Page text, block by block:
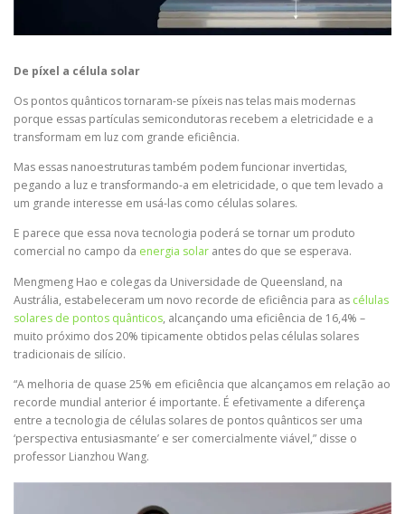
De píxel a célula solar
Os pontos quânticos tornaram-se píxeis nas telas mais modernas
porque essas partículas semicondutoras recebem a eletricidade e a
transformam em luz com grande eficiência.
Mas essas nanoestruturas também podem funcionar invertidas,
pegando a luz e transformando-a em eletricidade, o que tem levado a
um grande interesse em usá-las como células solares.
E parece que essa nova tecnologia poderá se tornar um produto
comercial no campo da energia solar antes do que se esperava.
Mengmeng Hao e colegas da Universidade de Queensland, na
Austrália, estabeleceram um novo recorde de eficiência para as células
solares de pontos quânticos, alcançando uma eficiência de 16,4% –
muito próximo dos 20% tipicamente obtidos pelas células solares
tradicionais de silício.
“A melhoria de quase 25% em eficiência que alcançamos em relação ao
recorde mundial anterior é importante. É efetivamente a diferença
entre a tecnologia de células solares de pontos quânticos ser uma
‘perspectiva entusiasmante’ e ser comercialmente viável,” disse o
professor Lianzhou Wang.